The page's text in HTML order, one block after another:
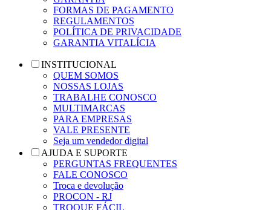
FORMAS DE PAGAMENTO
REGULAMENTOS
POLÍTICA DE PRIVACIDADE
GARANTIA VITALÍCIA
INSTITUCIONAL
QUEM SOMOS
NOSSAS LOJAS
TRABALHE CONOSCO
MULTIMARCAS
PARA EMPRESAS
VALE PRESENTE
Seja um vendedor digital
AJUDA E SUPORTE
PERGUNTAS FREQUENTES
FALE CONOSCO
Troca e devolução
PROCON - RJ
TROQUE FÁCIL